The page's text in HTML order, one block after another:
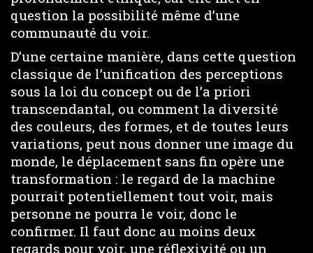
question la possibilité même d’une
communauté du voir.
D’une certaine manière, dans cette question
classique de l’unification des perceptions
sous la loi du concept ou de l’a priori
transcendantal, ou comment la diversité
des couleurs, des formes, et de toutes leurs
variations, peut nous donner une image du
monde, le déplacement sans fin opère une
transformation : le regard de la machine
pourrait potentiellement tout voir, mais
personne ne pourra le voir, donc le
confirmer. Il faut donc au moins deux
regards pour voir, une réflexivité ou un